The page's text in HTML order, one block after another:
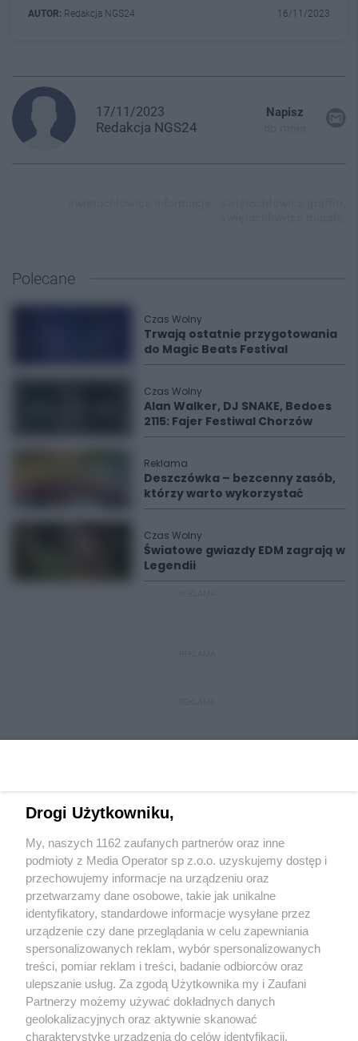
AUTOR: Redakcja NGS24 16/11/2023
17/11/2023
Redakcja NGS24
Napisz
Polecane
Czas Wolny
Trwają ostatnie przygotowania
do Magic Beats Festival
Czas Wolny
Alan Walker, DJ SNAKE, Bedoes
2115: Fajer Festiwal Chorzów
Reklama
Deszczówka – bezcenny zasób,
którzy warto wykorzystać
Czas Wolny
Światowe gwiazdy EDM zagrają w
Legendii
Wydawca mediówlokalnych
Nie zapomnij
zapoznać się z:
polityką prywatności regulamin korzystania z portali
Twojemiasto
Piekary Śląskie
Chorzów
Skontakuj sięz nami
Kontakt
Wydawca
Drogi Użytkowniku,
My, naszych 1162 zaufanych partnerów oraz inne
podmioty z Media Operator sp z.o.o. uzyskujemy dostęp i
przechowujemy informacje na urządzeniu oraz
przetwarzamy dane osobowe, takie jak unikalne
identyfikatory, standardowe informacje wysyłane przez
urządzenie czy dane przeglądania w celu zapewniania
spersonalizowanych reklam, wybór spersonalizowanych
treści, pomiar reklam i treści, badanie odbiorców oraz
ulepszanie usług. Za zgodą Użytkownika my i Zaufani
Partnerzy możemy używać dokładnych danych
geolokalizacyjnych oraz aktywnie skanować
charakterystykę urządzenia do celów identyfikacji.